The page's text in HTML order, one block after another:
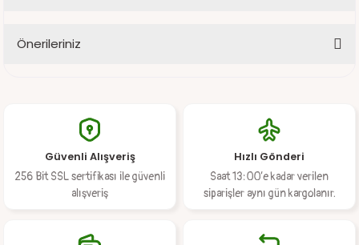
Önerileriniz
Görüş ve önerileriniz için teşekkür ederiz.
Ürün resmi kalitesiz, bozuk veya görüntülenemiyor.
Ürün açıklamasında eksik bilgiler bulunuyor.
Ürün fiyatı diğer sitelerden daha pahalı.
Güvenli Alışveriş
256 Bit SSL sertifikası ile güvenli
alışveriş
Hızlı Gönderi
Saat 13:00’e kadar verilen
siparişler aynı gün kargolanır.